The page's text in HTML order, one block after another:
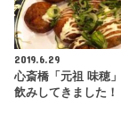
2019.6.29
心斎橋「元祖 味穂
飲みしてきました！